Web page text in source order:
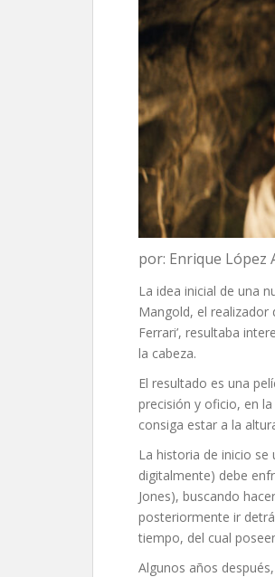
por: Enrique López
La idea inicial de una
Mangold, el realizador
Ferrari’, resultaba
la cabeza.
El resultado es una
precisión y oficio, en
consiga estar a la
La historia de inicio se
digitalmente) debe
Jones), buscando
posteriormente ir
tiempo, del cual
Algunos años